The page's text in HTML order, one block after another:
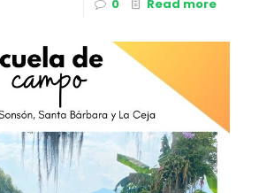
0 Read more